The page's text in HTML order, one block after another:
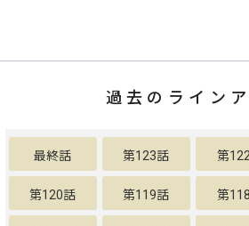
過去のライン
最終話 第123話 第
第120話 第119話 第